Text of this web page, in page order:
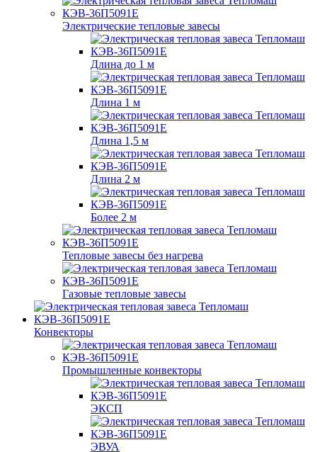
Электрические тепловые завесы
Длина до 1 м
Длина 1 м
Длина 1,5 м
Длина 2 м
Более 2 м
Тепловые завесы без нагрева
Газовые тепловые завесы
Конвекторы
Промышленные конвекторы
ЭКСП
ЭВУА